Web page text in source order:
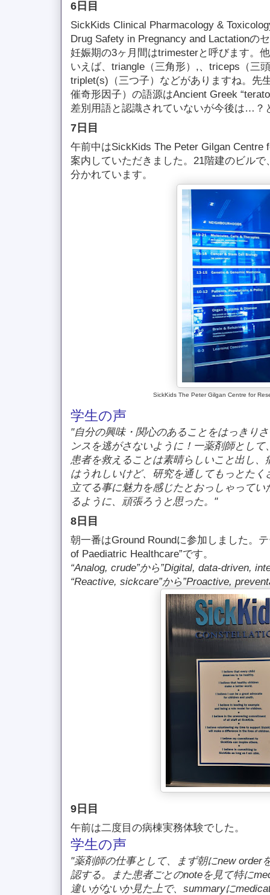
6日目
SickKids Clinical Pharmacology &
Drug Safety in Pregnancy and Lactationの
妊娠期の3ヶ月間はtrimesterと呼びます。
いえば、triangle（三角形）,、triceps（三
triplet(s)（三つ子）などがありますね。先
催奇形因子）の語源はAncient Greek
差別用語と認識されていないが今後は…？
7日目
午前中はSickKids The Peter Gilgan Centre
案内していただきました。21階建のビル
分かれています。
SickKids The Peter Gilgan Centre for
学生の声
"自分の興味・関心のあることをはっきり
ンスを逃がさないように！一薬剤師とし
患者を救えることは素晴らしいこと出し
はうれしいけど、研究を通してもっとた
立てる事に魅力を感じたとおっしゃって
るように、頑張ろうと思った。"
8日目
朝一番はGround Roundに参加しました。
of Paediatric Healthcare”です。
“Analog, crude”から”Digital, data-driven,
“Reactive, sickcare”から”Proactive,
9日目
午前は二度目の病棟実務体験でした。
学生の声
"薬剤師の仕事として、まず朝にnew order
認する。また患者ごとのnoteを見て特に
違いがないか見た上で、summaryに